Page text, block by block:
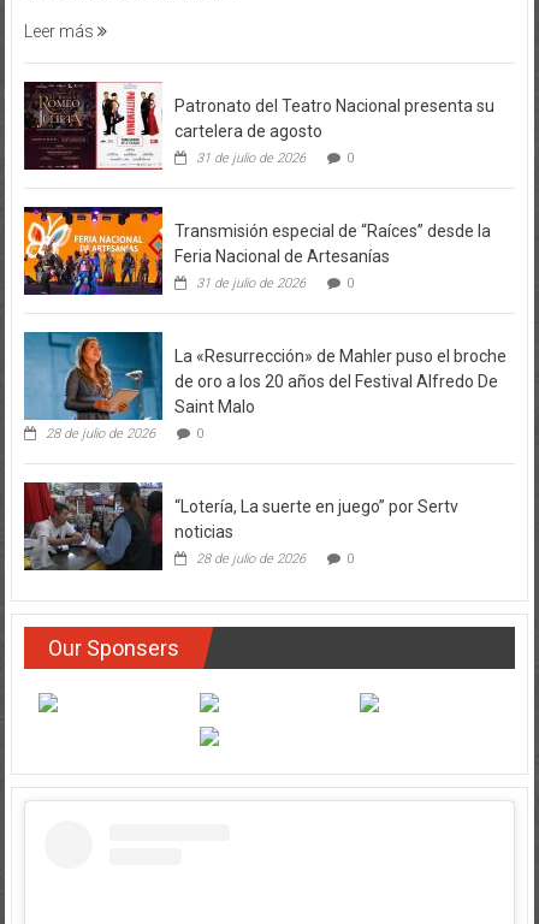
Leer más
Patronato del Teatro Nacional presenta su
cartelera de agosto
31 de julio de 2026 0
Transmisión especial de “Raíces” desde la
Feria Nacional de Artesanías
31 de julio de 2026 0
La «Resurrección» de Mahler puso el broche
de oro a los 20 años del Festival Alfredo De
Saint Malo
28 de julio de 2026 0
“Lotería, La suerte en juego” por Sertv
noticias
28 de julio de 2026 0
Our Sponsers